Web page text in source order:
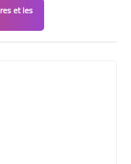
et les